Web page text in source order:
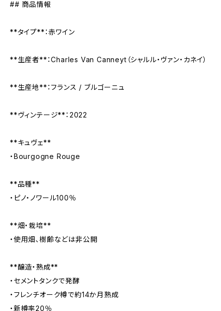
## 商品情報
**タイプ**：赤ワイン
**生産者**：Charles Van Canneyt（シャルル・ヴァン・カネイ）
**生産地**：フランス / ブルゴーニュ
**ヴィンテージ**：2022
**キュヴェ**
・Bourgogne Rouge
**品種**
・ピノ・ノワール100％
**畑・栽培**
・使用畑、樹齢などは非公開
**醸造・熟成**
・セメントタンクで発酵
・フレンチオーク樽で約14か月熟成
・新樽率20％